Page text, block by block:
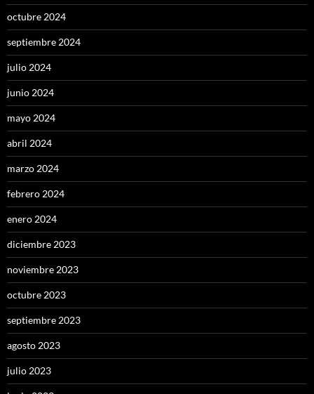
octubre 2024
septiembre 2024
julio 2024
junio 2024
mayo 2024
abril 2024
marzo 2024
febrero 2024
enero 2024
diciembre 2023
noviembre 2023
octubre 2023
septiembre 2023
agosto 2023
julio 2023